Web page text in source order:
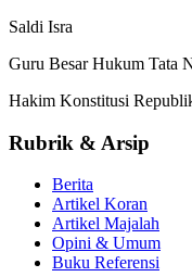
Saldi Isra
Guru Besar Hukum Tata
Hakim Konstitusi
Rubrik & Arsip
Berita
Artikel Koran
Artikel Majalah
Opini & Umum
Buku Referensi